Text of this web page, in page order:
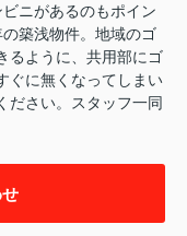
ニがあるのもポイン
築浅物件。地域のゴ
るように、共用部にゴ
ぐに無くなってしまい
ださい。スタッフ一同